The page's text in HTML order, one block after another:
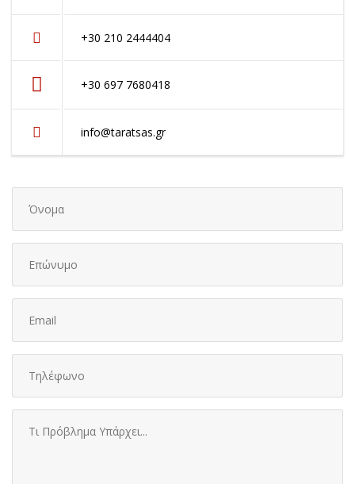
+30 210 2444404
+30 697 7680418
info@taratsas.gr